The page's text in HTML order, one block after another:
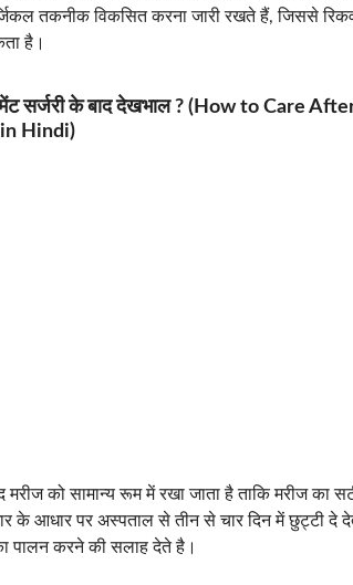
तकनीक विकसित करना जारी रखते हैं, जिससे
है।
सर्जरी के बाद देखभाल ? (How to Care
Hindi)
मरीज को सामान्य रूम में रखा जाता है ताकि मरीज का
के आधार पर अस्पताल से तीन से चार दिन में छुट्टी दे
पालन करने की सलाह देते है।